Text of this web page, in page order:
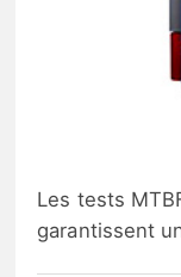
Les tests
garantissent